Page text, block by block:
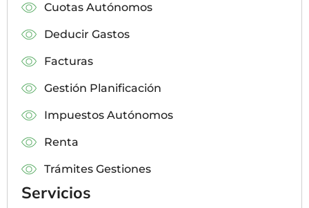
Cuotas Autónomos
Deducir Gastos
Facturas
Gestión Planificación
Impuestos Autónomos
Renta
Trámites Gestiones
Servicios